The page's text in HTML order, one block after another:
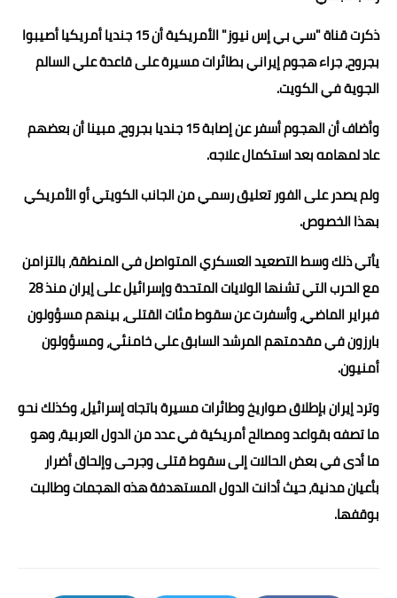
حوادث وقضايا
خدمات
فن المطبخ
ذكرت قناة "سي بي إس نيوز" الأمريكية أن 15 جنديا أمريكيا أصيبوا
بجروح، جراء هجوم إيراني بطائرات مسيرة على قاعدة علي السالم
الجوية في الكويت.
وأضاف أن الهجوم أسفر عن إصابة 15 جنديا بجروح، مبينا أن بعضهم
عاد لمهامه بعد استكمال علاجه.
ولم يصدر على الفور تعليق رسمي من الجانب الكويتي أو الأمريكي
بهذا الخصوص.
يأتي ذلك وسط التصعيد العسكري المتواصل في المنطقة، بالتزامن
مع الحرب التي تشنها الولايات المتحدة وإسرائيل على إيران منذ 28
فبراير الماضي، وأسفرت عن سقوط مئات القتلى، بينهم مسؤولون
بارزون في مقدمتهم المرشد السابق علي خامنئي، ومسؤولون
أمنيون.
وترد إيران بإطلاق صواريخ وطائرات مسيرة باتجاه إسرائيل، وكذلك نحو
ما تصفه بقواعد ومصالح أمريكية في عدد من الدول العربية، وهو
ما أدى في بعض الحالات إلى سقوط قتلى وجرحى وإلحاق أضرار
بأعيان مدنية، حيث أدانت الدول المستهدفة هذه الهجمات وطالبت
بوقفها.